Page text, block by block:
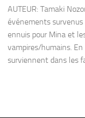
AUTEUR: Tamaki
événements
ennuis pour Mina et
vampires/humains.
surviennent dans les